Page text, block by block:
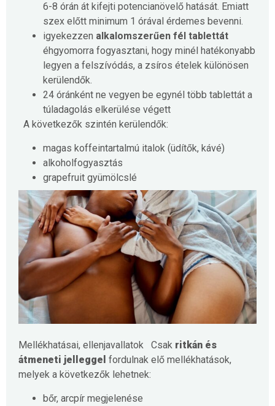
6-8 órán át kifejti potencianövelő hatását. Emiatt
szex előtt minimum 1 órával érdemes bevenni.
igyekezzen alkalomszerűen fél tablettát
éhgyomorra fogyasztani, hogy minél hatékonyabb
legyen a felszívódás, a zsíros ételek különösen
kerülendők.
24 óránként ne vegyen be egynél több tablettát a
túladagolás elkerülése végett
A következők szintén kerülendők:
magas koffeintartalmú italok (üdítők, kávé)
alkoholfogyasztás
grapefruit gyümölcslé
Mellékhatásai, ellenjavallatok Csak ritkán és
átmeneti jelleggel fordulnak elő mellékhatások,
melyek a következők lehetnek:
bőr, arcpír megjelenése